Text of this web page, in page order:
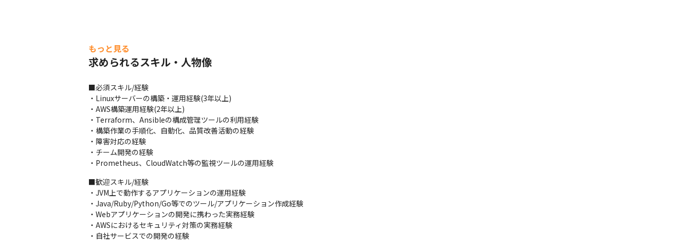
もっと見る
求められるスキル・人物像
■必須スキル/経験
・Linuxサーバーの構築・運用経験(3年以上)
・AWS構築運用経験(2年以上)
・Terraform、Ansibleの構成管理ツールの利用経験
・構築作業の手順化、自動化、品質改善活動の経験
・障害対応の経験
・チーム開発の経験
・Prometheus、CloudWatch等の監視ツールの運用経験
■歓迎スキル/経験
・JVM上で動作するアプリケーションの運用経験
・Java/Ruby/Python/Go等でのツール/アプリケーション作成経験
・Webアプリケーションの開発に携わった実務経験
・AWSにおけるセキュリティ対策の実務経験
・自社サービスでの開発の経験